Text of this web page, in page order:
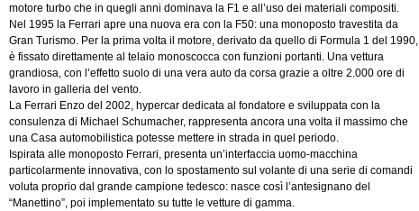
motore turbo che in quegli anni dominava la F1 e all’uso dei materiali compositi.
Nel 1995 la Ferrari apre una nuova era con la F50: una monoposto travestita da
Gran Turismo. Per la prima volta il motore, derivato da quello di Formula 1 del 1990,
è fissato direttamente al telaio monoscocca con funzioni portanti. Una vettura
grandiosa, con l’effetto suolo di una vera auto da corsa grazie a oltre 2.000 ore di
lavoro in galleria del vento.
La Ferrari Enzo del 2002, hypercar dedicata al fondatore e sviluppata con la
consulenza di Michael Schumacher, rappresenta ancora una volta il massimo che
una Casa automobilistica potesse mettere in strada in quel periodo.
Ispirata alle monoposto Ferrari, presenta un’interfaccia uomo-macchina
particolarmente innovativa, con lo spostamento sul volante di una serie di comandi
voluta proprio dal grande campione tedesco: nasce così l’antesignano del
“Manettino”, poi implementato su tutte le vetture di gamma.